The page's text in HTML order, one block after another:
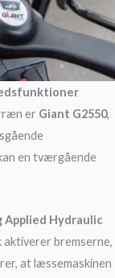
er Giant G2550,
en tværgående
Applied Hydraulic
aktiverer bremserne,
at læssemaskinen